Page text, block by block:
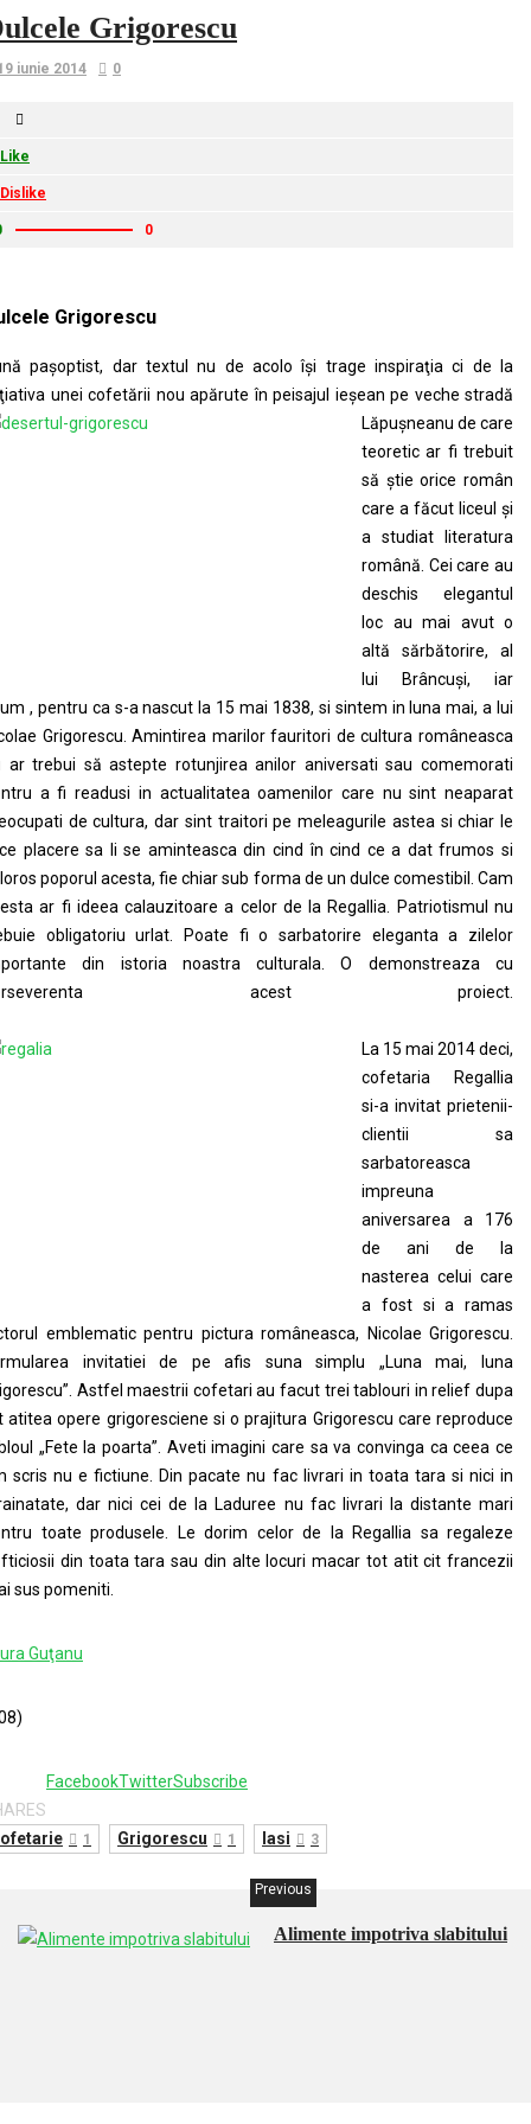
Grigorescu
iunie 2014 0
Like
Dislike
0
Grigorescu
paşoptist, dar textul nu de acolo îşi trage inspiraţia ci de la
unei cofetării nou apăruteîn peisajul ieşean pe veche stradă
Lăpuşneanu de care
teoretic ar fi trebuit
să ştie orice român
care a făcut liceul şi
a studiat literatura
română. Cei care au
deschis elegantul
loc au mai avut o
altă sărbătorire, al
lui Brâncuşi, iar
, pentru ca s-a nascut la 15 mai 1838, si sintem in luna mai, a lui
Grigorescu. Amintirea marilor fauritori de cultura româneasca
ar trebui să astepte rotunjirea anilor aniversati sau comemorati
a fi readusi in actualitatea oamenilor care nu sint neaparat
de cultura, dar sint traitori pe meleagurile astea si chiar le
placere sa li se aminteasca din cind în cind ce a dat frumos si
poporul acesta, fie chiar sub forma de un dulce comestibil. Cam
ar fi ideea calauzitoare a celor de la Regallia. Patriotismul nu
obligatoriu urlat. Poate fi o sarbatorire eleganta a zilelor
din istoria noastra culturala. O demonstreaza cu
acest proiect.
La 15 mai 2014 deci,
cofetaria Regallia
si-a invitat prietenii-
clientii sa
sarbatoreasca
impreuna
aniversarea a 176
de ani de la
nasterea celui care
a fost si a ramas
emblematic pentru pictura româneasca, Nicolae Grigorescu.
invitatiei de pe afis suna simplu „Luna mai, luna
Astfel maestrii cofetari au facut trei tablouri in relief dupa
atitea opere grigoresciene si o prajitura Grigorescu care reproduce
„Fete la poarta”. Aveti imagini care sa va convinga ca ceea ce
scris nu e fictiune. Din pacate nu fac livrari in toata tara si nici in
dar nici cei de la Laduree nu fac livrari la distante mari
toate produsele. Le dorim celor de la Regallia sa regaleze
din toata tara sau din alte locuri macar tot atit cit francezii
sus pomeniti.
Guţanu
FacebookTwitterSubscribe
1 Grigorescu 1 Iasi 3
Previous
Alimente impotriva slabitului